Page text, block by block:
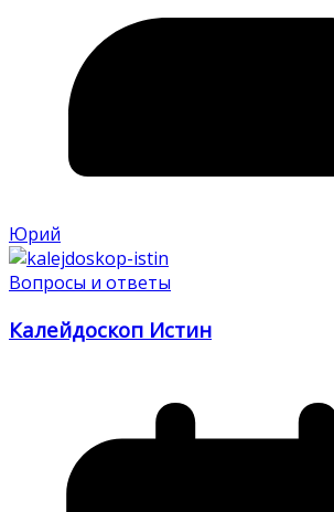
Юрий
Вопросы и ответы
Калейдоскоп Истин